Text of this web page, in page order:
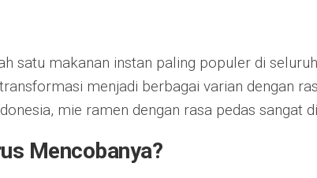
satu makanan instan paling populer di
menjadi berbagai varian dengan
mie ramen dengan rasa pedas sangat
Mencobanya?